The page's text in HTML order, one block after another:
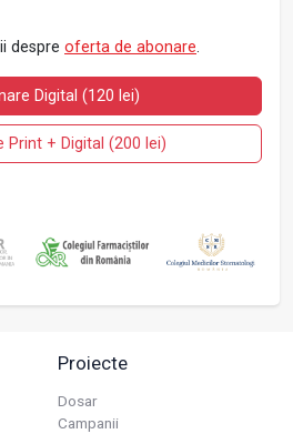
despre oferta de abonare.
Digital (120 lei)
+ Digital (200 lei)
Proiecte
Dosar
Campanii